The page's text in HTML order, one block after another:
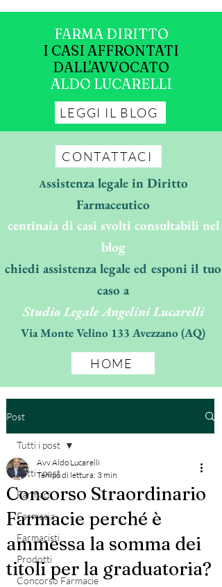
FARMA DIRITTO
I CASI AFFRONTATI
DALL'AVVOCATO
ALDO LUCARELLI
LEGGI IL BLOG
CONTATTACI
Assistenza legale in Diritto
Farmaceutico
centinaia di casi svolti consultabili nel
blog
chiedi assistenza legale ed esponi il tuo
caso a
Studio Legale Angelini Lucarelli
Via Monte Velino 133 Avezzano (AQ)
HOME
Post
Tutti i post
Farmaci
Farmacia
Farmacisti
Prodotti
Concorso Farmacie
Tutti i post
Concorso Straordinario
Farmacie perché è
ammessa la somma dei
titoli per la graduatoria?
Avv Aldo Lucarelli
Tempo di lettura: 3 min